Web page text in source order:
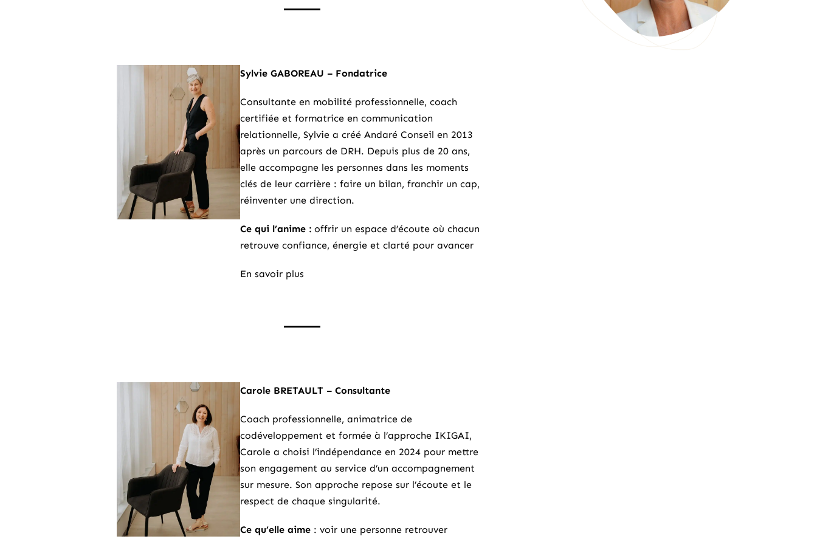
Sylvie GABOREAU – Fondatrice
Consultante en mobilité professionnelle, coach
certifiée et formatrice en communication
relationnelle, Sylvie a créé Andaré Conseil en 2013
après un parcours de DRH. Depuis plus de 20 ans,
elle accompagne les personnes dans les moments
clés de leur carrière : faire un bilan, franchir un cap,
réinventer une direction.
Ce qui l’anime :offrir un espace d’écoute où chacun
retrouve confiance, énergie et clarté pour avancer
En savoir plus
Carole BRETAULT – Consultante
Coach professionnelle, animatrice de
codéveloppement et formée à l’approche IKIGAI,
Carole a choisi l’indépendance en 2024 pour mettre
son engagement au service d’un accompagnement
sur mesure. Son approche repose sur l’écoute et le
respect de chaque singularité.
Ce qu’elle aime: voir une personne retrouver